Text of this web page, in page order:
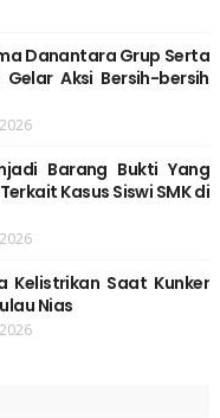
Danantara Grup Serta
Aksi Bersih-bersih
Barang Bukti Yang
Kasus Siswi SMK di
Kelistrikan Saat Kunker
Nias